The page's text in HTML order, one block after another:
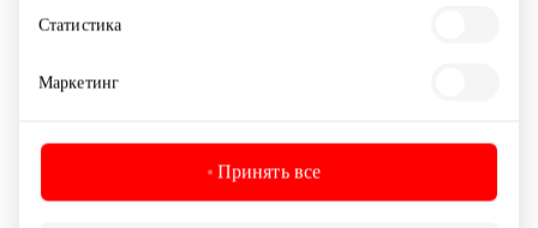
Статистика
Маркетинг
Принять все